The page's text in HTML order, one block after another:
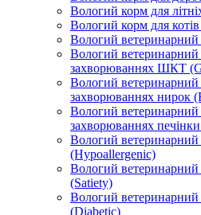
Вологий корм для
Вологий корм для
Вологий ветеринарний
Вологий ветеринарний
захворюваннях ШКТ
Вологий ветеринарний
захворюваннях нирок
Вологий ветеринарний
захворюваннях
Вологий ветеринарний
(Hypoallergenic)
Вологий
(Satiety)
Вологий ветеринарний
(Diabetic)